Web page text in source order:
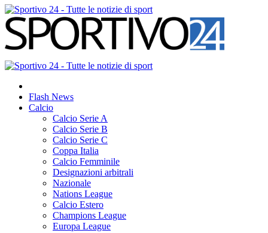
Flash News
Calcio
Calcio Serie A
Calcio Serie B
Calcio Serie C
Coppa Italia
Calcio Femminile
Designazioni arbitrali
Nazionale
Nations League
Calcio Estero
Champions League
Europa League